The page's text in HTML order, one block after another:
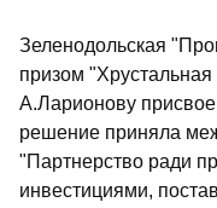
Зеленодольская
призом
А.Ларионову
решение приняла
"Партнерство ради
инвестициями,